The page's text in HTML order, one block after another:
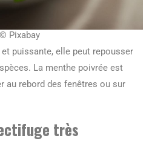
© Pixabay
puissante, elle peut repousser
La menthe poivrée est
au rebord des fenêtres ou sur
très